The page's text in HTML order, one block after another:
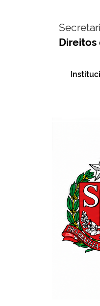
Direitos